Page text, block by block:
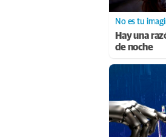
No es tu
Hay una
de noche